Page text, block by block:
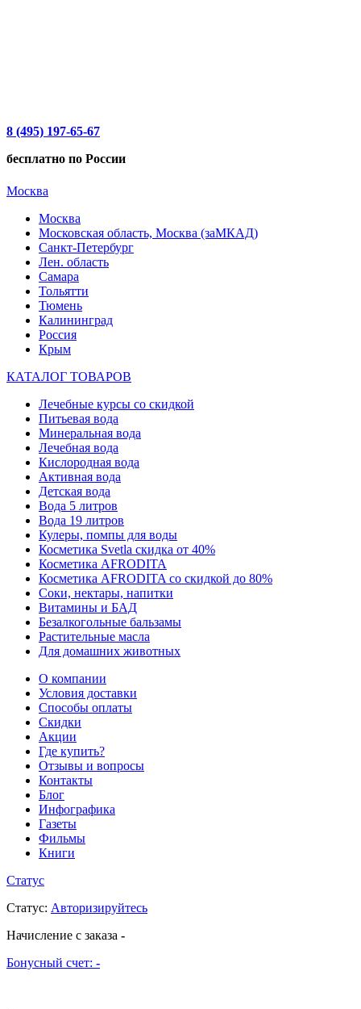
8 (495) 197-65-67
бесплатно по России
Москва
Москва
Московская область, Москва (заМКАД)
Санкт-Петербург
Лен. область
Самара
Тольятти
Тюмень
Калининград
Россия
Крым
КАТАЛОГ ТОВАРОВ
Лечебные курсы со скидкой
Питьевая вода
Минеральная вода
Лечебная вода
Кислородная вода
Активная вода
Детская вода
Вода 5 литров
Вода 19 литров
Кулеры, помпы для воды
Косметика Svetla скидка от 40%
Косметика AFRODITA
Косметика AFRODITA со скидкой до 80%
Соки, нектары, напитки
Витамины и БАД
Безалкогольные бальзамы
Растительные масла
Для домашних животных
О компании
Условия доставки
Способы оплаты
Скидки
Акции
Где купить?
Отзывы и вопросы
Контакты
Блог
Инфографика
Газеты
Фильмы
Книги
Статус
Статус: Авторизируйтесь
Начисление с заказа -
Бонусный счет: -